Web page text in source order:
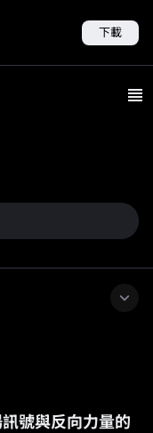
下載
號與反向力量的